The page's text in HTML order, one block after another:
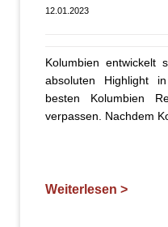
12.01.2023
Kolumbien entwickelt
absoluten Highlight
besten Kolumbien
verpassen. Nachdem
Weiterlesen >